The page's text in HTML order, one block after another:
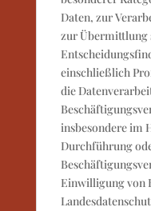
Daten, zur
zur Übermittlung
einschließlich
die
insbesondere im
Durchführung
Einwilligung von